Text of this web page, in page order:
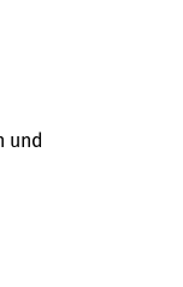
und